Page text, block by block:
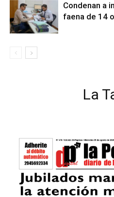
Condenan a
faena de 14
La